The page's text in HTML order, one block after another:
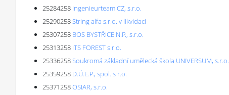
25284258 Ingenieurteam CZ, s.r.o.
25290258String alfa s.r.o. v likvidaci
25307258 BOS BYSTŘICE N.P., s.r.o.
25313258 ITS FOREST s.r.o.
25336258Soukromá základní umělecká škola UNIVERSUM, s.r.o.
25359258 D.Ú.E.P., spol. s r.o.
25371258OSIAR, s.r.o.